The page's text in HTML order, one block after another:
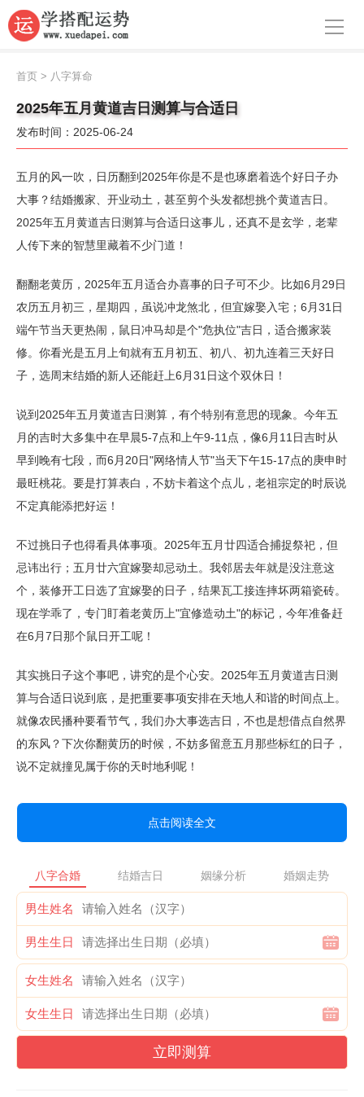
导航
周公解梦
生肖运势
八字算命
风水
名字
首页 > 八字算命
2025年五月黄道吉日测算与合适日
发布时间：2025-06-24
五月的风一吹，日历翻到2025年你是不是也琢磨着选个好日子办
大事？结婚搬家、开业动土，甚至剪个头发都想挑个黄道吉日。
2025年五月黄道吉日测算与合适日这事儿，还真不是玄学，老辈
人传下来的智慧里藏着不少门道！
翻翻老黄历，2025年五月适合办喜事的日子可不少。比如6月29日
农历五月初三，星期四，虽说冲龙煞北，但宜嫁娶入宅；6月31日
端午节当天更热闹，鼠日冲马却是个"危执位"吉日，适合搬家装
修。你看光是五月上旬就有五月初五、初八、初九连着三天好日
子，选周末结婚的新人还能赶上6月31日这个双休日！
说到2025年五月黄道吉日测算，有个特别有意思的现象。今年五
月的吉时大多集中在早晨5-7点和上午9-11点，像6月11日吉时从
早到晚有七段，而6月20日"网络情人节"当天下午15-17点的庚申时
最旺桃花。要是打算表白，不妨卡着这个点儿，老祖宗定的时辰说
不定真能添把好运！
不过挑日子也得看具体事项。2025年五月廿四适合捕捉祭祀，但
忌讳出行；五月廿六宜嫁娶却忌动土。我邻居去年就是没注意这
个，装修开工日选了宜嫁娶的日子，结果瓦工接连摔坏两箱瓷砖。
现在学乖了，专门盯着老黄历上"宜修造动土"的标记，今年准备赶
在6月7日那个鼠日开工呢！
其实挑日子这个事吧，讲究的是个心安。2025年五月黄道吉日测
算与合适日说到底，是把重要事项安排在天地人和谐的时间点上。
就像农民播种要看节气，我们办大事选吉日，不也是想借点自然界
的东风？下次你翻黄历的时候，不妨多留意五月那些标红的日子，
说不定就撞见属于你的天时地利呢！
点击阅读全文
八字合婚 结婚吉日 姻缘分析 婚姻走势
男生姓名
男生生日
女生姓名
女生生日
立即测算